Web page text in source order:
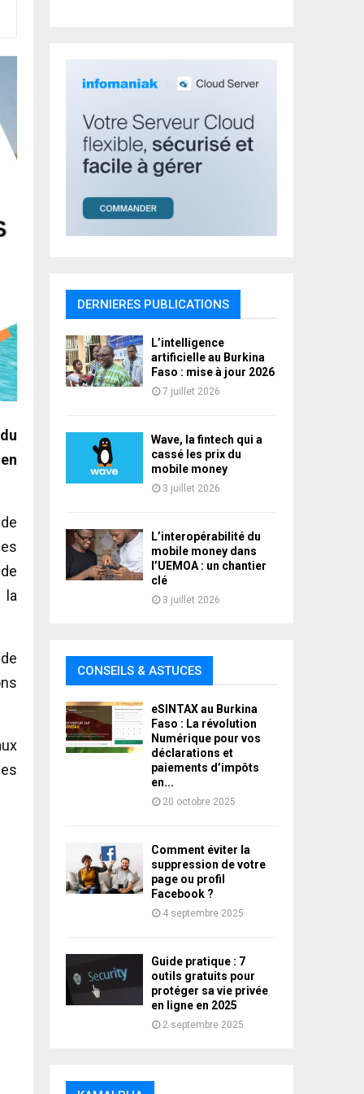
la
DERNIERES PUBLICATIONS
L’intelligence
artificielle au Burkina
Faso : mise à jour 2026
7 juillet 2026
Wave, la fintech qui a
cassé les prix du
mobile money
3 juillet 2026
L’interopérabilité du
mobile money dans
l’UEMOA : un chantier
clé
3 juillet 2026
CONSEILS & ASTUCES
eSINTAX au Burkina
Faso : La révolution
Numérique pour vos
déclarations et
paiements d’impôts
en...
20 octobre 2025
Comment éviter la
suppression de votre
page ou profil
Facebook ?
4 septembre 2025
Guide pratique : 7
outils gratuits pour
protéger sa vie privée
en ligne en 2025
2 septembre 2025